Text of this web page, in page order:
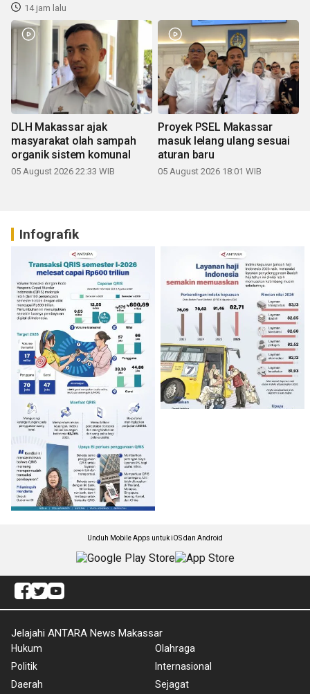
14 jam lalu
DLH Makassar ajak
masyarakat olah sampah
organik sistem komunal
05 August 2026 22:33 WIB
Proyek PSEL Makassar
masuk lelang ulang sesuai
aturan baru
05 August 2026 18:01 WIB
Infografik
Unduh Mobile Apps untuk iOS dan Android
Jelajahi ANTARA News Makassar
Hukum
Politik
Daerah
Olahraga
Internasional
Sejagat